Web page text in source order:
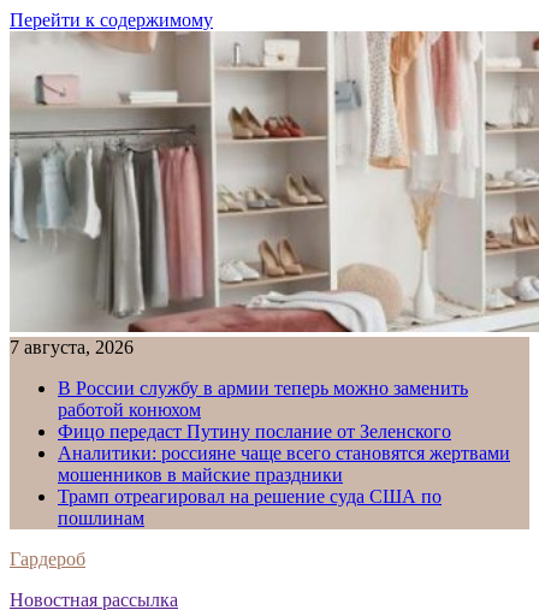
Перейти к содержимому
7 августа, 2026
В России службу в армии теперь можно заменить
работой конюхом
Фицо передаст Путину послание от Зеленского
Аналитики: россияне чаще всего становятся жертвами
мошенников в майские праздники
Трамп отреагировал на решение суда США по
пошлинам
Гардероб
Новостная рассылка